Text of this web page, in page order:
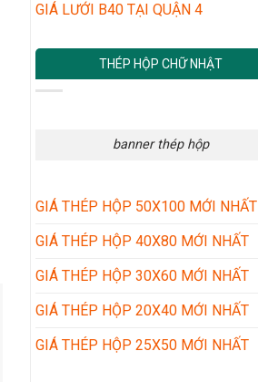
GIÁ LƯỚI B40 TẠI QUẬN 4
THÉP HỘP CHỮ NHẬT
banner thép hộp
GIÁ THÉP HỘP 50X100 MỚI NHẤT
GIÁ THÉP HỘP 40X80 MỚI NHẤT
GIÁ THÉP HỘP 30X60 MỚI NHẤT
GIÁ THÉP HỘP 20X40 MỚI NHẤT
GIÁ THÉP HỘP 25X50 MỚI NHẤT